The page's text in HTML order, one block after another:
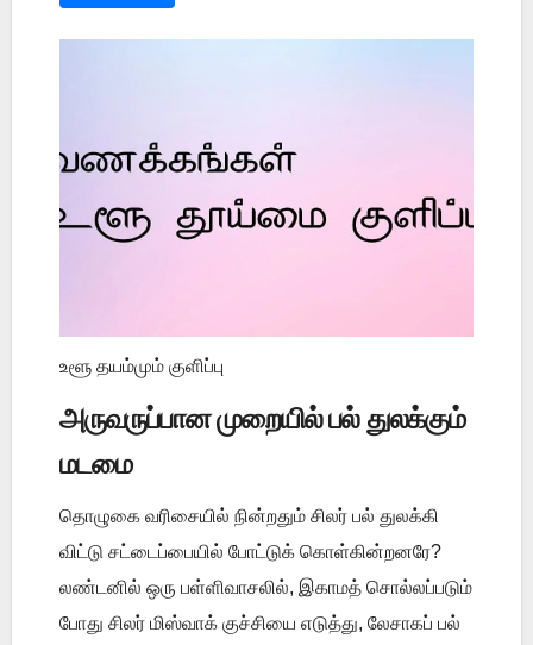
உளூ தயம்மும் குளிப்பு
அருவருப்பான முறையில் பல் துலக்கும்
மடமை
தொழுகை வரிசையில் நின்றதும் சிலர் பல் துலக்கி
விட்டு சட்டைப்பையில் போட்டுக் கொள்கின்றனரே?
லண்டனில் ஒரு பள்ளிவாசலில், இகாமத் சொல்லப்படும்
போது சிலர் மிஸ்வாக் குச்சியை எடுத்து, லேசாகப் பல்